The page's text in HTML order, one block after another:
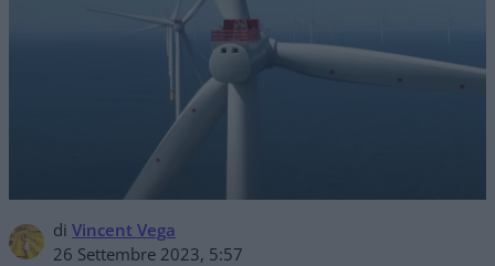
di Vincent Vega
26 Settembre 2023, 5:57